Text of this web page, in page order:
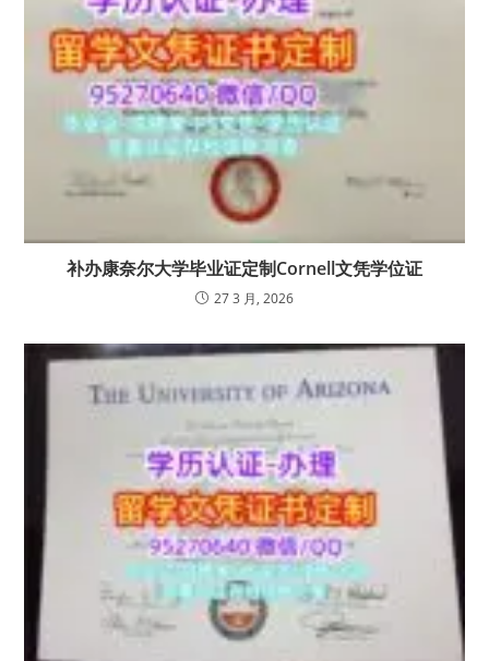
补办康奈尔大学毕业证定制Cornell文凭学位证
27 3 月, 2026